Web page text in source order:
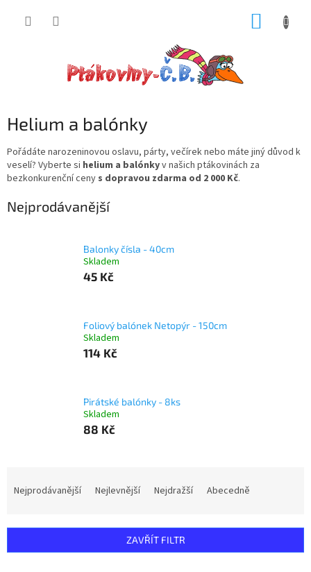
Helium a balónky
Pořádáte narozeninovou oslavu, párty, večírek nebo máte jiný důvod k
veselí? Vyberte si helium a balónkyv našich ptákovinách za
bezkonkurenční ceny s dopravou zdarma od 2 000 Kč.
Nejprodávanější
Balonky čísla - 40cm
Skladem
45 Kč
Foliový balónek Netopýr - 150cm
Skladem
114 Kč
Pirátské balónky - 8ks
Skladem
88 Kč
í
Nejprodávanější Nejlevnější Nejdražší Abecedně
ZAVŘÍT FILTR